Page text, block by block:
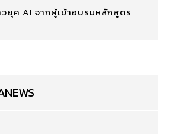
ยุค AI จากผู้เข้าอบรมหลักสูตร